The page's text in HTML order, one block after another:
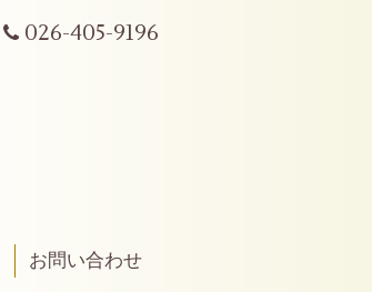
026-405-9196
お問い合わせ